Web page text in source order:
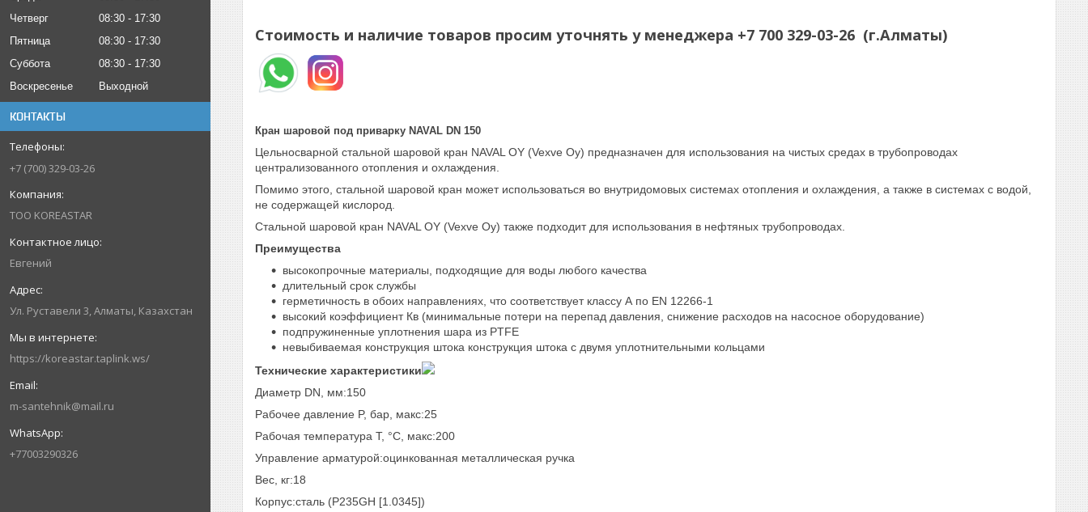
Четверг
08:30
17:30
Пятница
08:30
17:30
Суббота
08:30
17:30
Воскресенье
Выходной
КОНТАКТЫ
+7 (700) 329-03-26
ТОО KOREASTAR
Евгений
Ул. Руставели 3, Алматы, Казахстан
https://koreastar.taplink.ws/
m-santehnik@mail.ru
+77003290326
Стоимость и наличие товаров просим уточнять у менеджера +7 700 329-03-26 (г.Алматы)
Кран шаровой под приварку NAVAL DN 150
Цельносварной стальной шаровой кран NAVAL OY (Vexve Oy) предназначен для использования на чистых средах в трубопроводах
централизованного отопления и охлаждения.
Помимо этого, стальной шаровой кран может использоваться во внутридомовых системах отопления и охлаждения, а также в системах с водой,
не содержащей кислород.
Стальной шаровой кран NAVAL OY (Vexve Oy) также подходит для использования в нефтяных трубопроводах.
Преимущества
высокопрочные материалы, подходящие для воды любого качества
длительный срок службы
герметичность в обоих направлениях, что соответствует классу А по EN 12266-1
высокий коэффициент Кв (минимальные потери на перепад давления, снижение расходов на насосное оборудование)
подпружиненные уплотнения шара из PTFE
невыбиваемая конструкция штока конструкция штока с двумя уплотнительными кольцами
Технические характеристики
Диаметр DN, мм:150
Рабочее давление P, бар, макс:25
Рабочая температура T, °C, макс:200
Управление арматурой:оцинкованная металлическая ручка
Вес, кг:18
Корпус:сталь (P235GH [1.0345])